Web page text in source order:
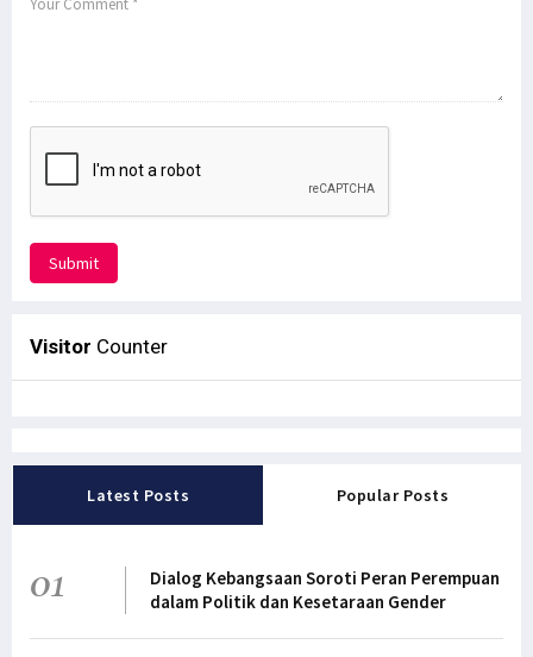
Submit
Visitor Counter
Latest Posts Popular Posts
01
Dialog Kebangsaan Soroti Peran Perempuan
dalam Politik dan Kesetaraan Gender